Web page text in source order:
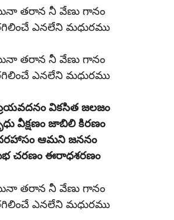
తరాన నీ వేణు గానం
ఎనలేని మధురము
తరాన నీ వేణు గానం
ఎనలేని మధురము
వికసిత జలజం
వీక్షణం జాబిలి కిరణం
ఆమని జననం
చరణం ఈరాధశరణం
తరాన నీ వేణు గానం
ఎనలేని మధురము